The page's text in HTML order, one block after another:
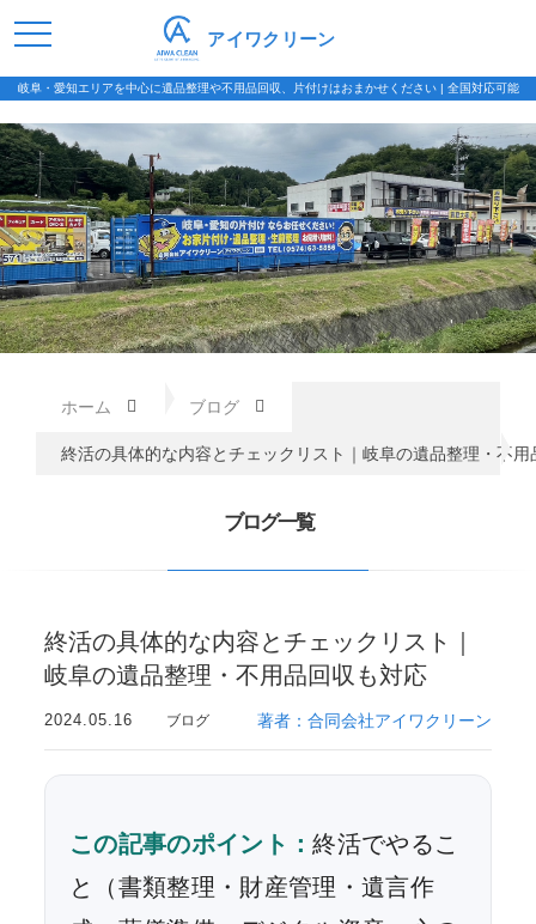
岐阜・愛知エリアを中心に遺品整理や不用品回収、片付けはおまかせください | 全国対応可能
アイワクリーン
ホーム ブログ
終活の具体的な内容とチェックリスト｜岐阜の遺品整理・不用
ブログ一覧
終活の具体的な内容とチェックリスト｜
岐阜の遺品整理・不用品回収も対応
2024.05.16 ブログ 著者：合同会社アイワクリーン
この記事のポイント：終活でやるこ
と（書類整理・財産管理・遺言作